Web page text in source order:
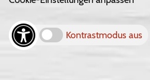
Kontrastmodus aus